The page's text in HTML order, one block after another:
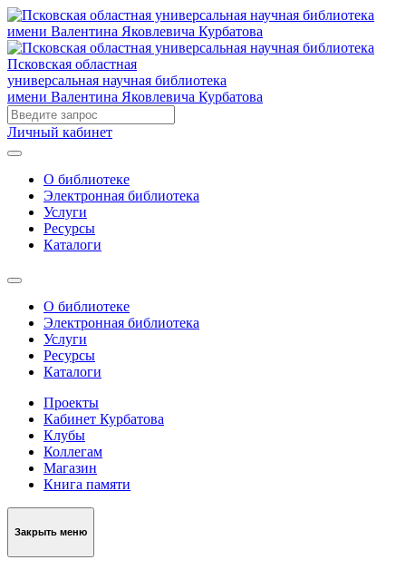
Псковская областная
универсальная научная библиотека
имени Валентина Яковлевича Курбатова
Личный кабинет
О библиотеке
Электронная библиотека
Услуги
Ресурсы
Каталоги
О библиотеке
Электронная библиотека
Услуги
Ресурсы
Каталоги
Проекты
Кабинет Курбатова
Клубы
Коллегам
Магазин
Книга памяти
Закрыть меню